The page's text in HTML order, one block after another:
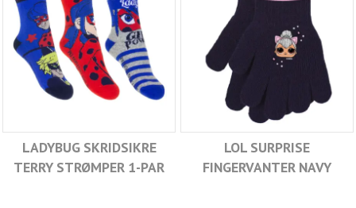
LADYBUG SKRIDSIKRE
TERRY STRØMPER 1-PAR
LOL SURPRISE
FINGERVANTER NAVY